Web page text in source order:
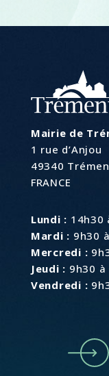
Mairie de
1 rue d’Anjou
49340
FRANCE
Lundi : 14h30
Mardi : 9h30
Mercredi :
Jeudi : 9h30
Vendredi :